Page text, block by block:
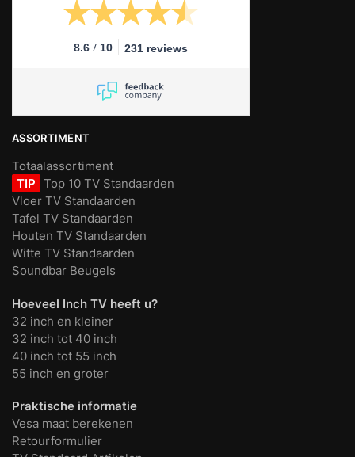
8.6 / 10 231 reviews
ASSORTIMENT
Totaalassortiment
TIP Top 10 TV Standaarden
Vloer TV Standaarden
Tafel TV Standaarden
Houten TV Standaarden
Witte TV Standaarden
Soundbar Beugels
Hoeveel Inch TV heeft u?
32 inch en kleiner
32 inch tot 40 inch
40 inch tot 55 inch
55 inch en groter
Praktische informatie
Vesa maat berekenen
Retourformulier